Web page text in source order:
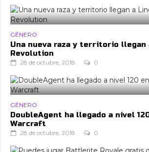
GÉNERO
Una nueva raza y territorio llegan
Revolution
28 de octubre, 2018 0
GÉNERO
DoubleAgent ha llegado a nivel
Warcraft
28 de octubre, 2018 0